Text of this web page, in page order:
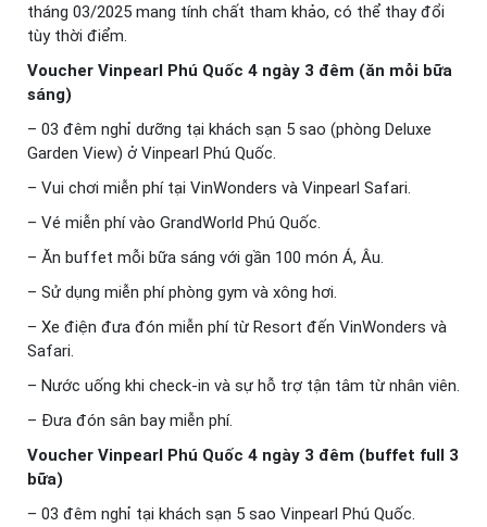
tháng 03/2025 mang tính chất tham khảo, có thể thay đổi
tùy thời điểm.
Voucher Vinpearl Phú Quốc 4 ngày 3 đêm (ăn mỗi bữa
sáng)
– 03 đêm nghỉ dưỡng tại khách sạn 5 sao (phòng Deluxe
Garden View) ở Vinpearl Phú Quốc.
– Vui chơi miễn phí tại VinWonders và Vinpearl Safari.
– Vé miễn phí vào GrandWorld Phú Quốc.
– Ăn buffet mỗi bữa sáng với gần 100 món Á, Âu.
– Sử dụng miễn phí phòng gym và xông hơi.
– Xe điện đưa đón miễn phí từ Resort đến VinWonders và
Safari.
– Nước uống khi check-in và sự hỗ trợ tận tâm từ nhân viên.
– Đưa đón sân bay miễn phí.
Voucher Vinpearl Phú Quốc 4 ngày 3 đêm (buffet full 3
bữa)
– 03 đêm nghỉ tại khách sạn 5 sao Vinpearl Phú Quốc.